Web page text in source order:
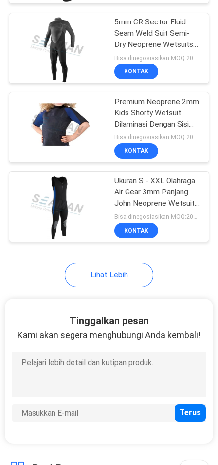
Cincin Lifebuoy
19
Rakit Hidup
Inflatable
Peralatan Pemadam
Marinir
5mm CR Sector Fluid
Seam Weld Suit Semi-
Dry Neoprene Wetsuits
Untuk Scuba Diving
KONTAK
Premium Neoprene 2mm
Kids Shorty Wetsuit
Dilaminasi Dengan Sisi
Double Nylon Jersey
Bisa dinegosiasikan MOQ:200pcs
KONTAK
Ukuran S - XXL Olahraga
Air Gear 3mm Panjang
John Neoprene Wetsuit
Untuk Kayak
Bisa dinegosiasikan MOQ:200pcs
KONTAK
Lihat Lebih
Tinggalkan pesan
Kami akan segera menghubungi Anda kembali!